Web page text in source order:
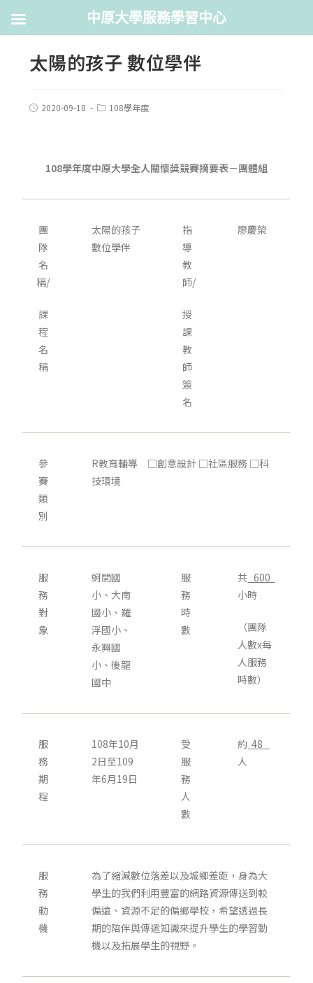
太陽的孩子 數位學伴
2020-09-18 108學年度
108學年度中原大學全人關懷獎競賽摘要表－團體組
團
隊
名
稱/
課
程
名
稱
太陽的孩子
數位學伴
指
導
教
師/
授
課
教
師
簽
名
廖慶榮
參
賽
類
別
R教育輔導 □創意設計 □社區服務 □科
技環境
服
務
對
象
蚵間國
小、大南
國小、羅
浮國小、
永興國
小、後龍
國中
服
務
時
數
共 600
小時
（團隊
人數x每
人服務
時數）
服
務
期
程
108年10月
2日至109
年6月19日
受
服
務
人
數
約 48
人
服
務
動
機
為了縮減數位落差以及城鄉差距，身為大
學生的我們利用豐富的網路資源傳送到較
偏遠、資源不足的偏鄉學校，希望透過長
期的陪伴與傳遞知識來提升學生的學習動
機以及拓展學生的視野。
中原大學服務學習中心